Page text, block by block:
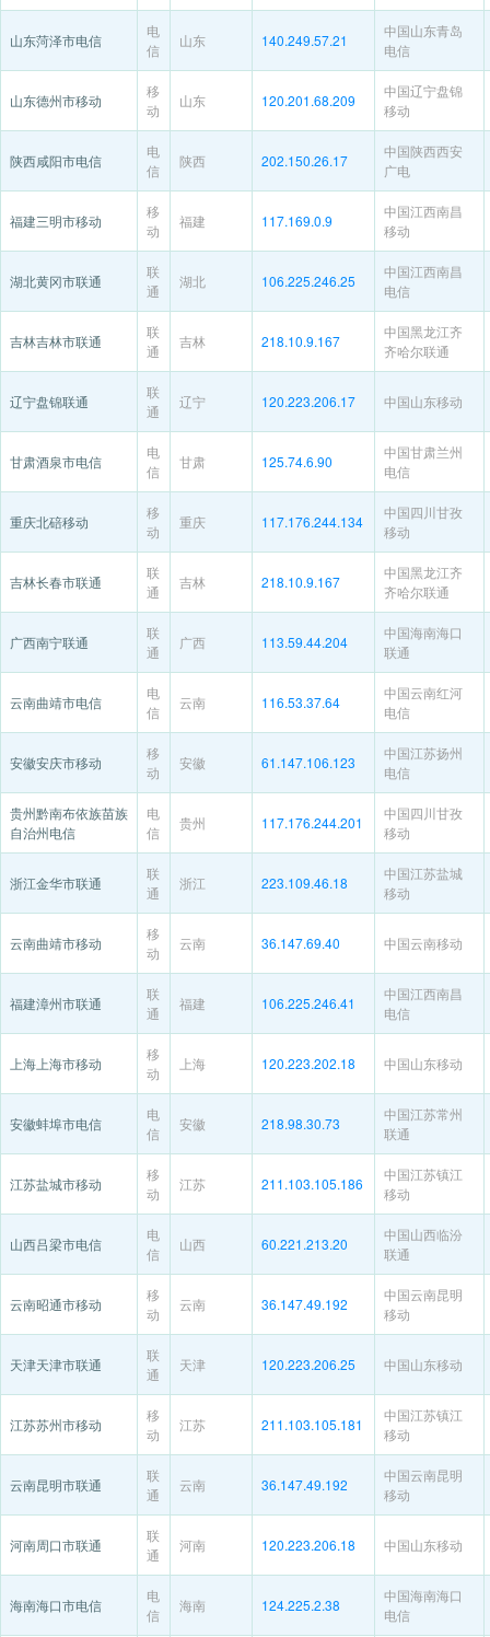
山东菏泽市电信
电
信
山东 140.249.57.21
中国山东青岛
电信
山东德州市移动
移
动
山东 120.201.68.209
中国辽宁盘锦
移动
陕西咸阳市电信
电
信
陕西 202.150.26.17
中国陕西西安
广电
福建三明市移动
移
动
福建 117.169.0.9
中国江西南昌
移动
湖北黄冈市联通
联
通
湖北 106.225.246.25
中国江西南昌
电信
吉林吉林市联通
联
通
吉林 218.10.9.167
中国黑龙江齐
齐哈尔联通
辽宁盘锦联通
联
通
辽宁 120.223.206.17 中国山东移动
甘肃酒泉市电信
电
信
甘肃 125.74.6.90
中国甘肃兰州
电信
重庆北碚移动
移
动
重庆 117.176.244.134
中国四川甘孜
移动
吉林长春市联通
联
通
吉林 218.10.9.167
中国黑龙江齐
齐哈尔联通
广西南宁联通
联
通
广西 113.59.44.204
中国海南海口
联通
云南曲靖市电信
电
信
云南 116.53.37.64
中国云南红河
电信
安徽安庆市移动
移
动
安徽 61.147.106.123
中国江苏扬州
电信
贵州黔南布依族苗族
自治州电信
电
信
贵州 117.176.244.201
中国四川甘孜
移动
浙江金华市联通
联
通
浙江 223.109.46.18
中国江苏盐城
移动
云南曲靖市移动
移
动
云南 36.147.69.40 中国云南移动
福建漳州市联通
联
通
福建 106.225.246.41
中国江西南昌
电信
上海上海市移动
移
动
上海 120.223.202.18 中国山东移动
安徽蚌埠市电信
电
信
安徽 218.98.30.73
中国江苏常州
联通
江苏盐城市移动
移
动
江苏 211.103.105.186
中国江苏镇江
移动
山西吕梁市电信
电
信
山西 60.221.213.20
中国山西临汾
联通
云南昭通市移动
移
动
云南 36.147.49.192
中国云南昆明
移动
天津天津市联通
联
通
天津 120.223.206.25 中国山东移动
江苏苏州市移动
移
动
江苏 211.103.105.181
中国江苏镇江
移动
云南昆明市联通
联
通
云南 36.147.49.192
中国云南昆明
移动
河南周口市联通
联
通
河南 120.223.206.18 中国山东移动
海南海口市电信
电
信
海南 124.225.2.38
中国海南海口
电信